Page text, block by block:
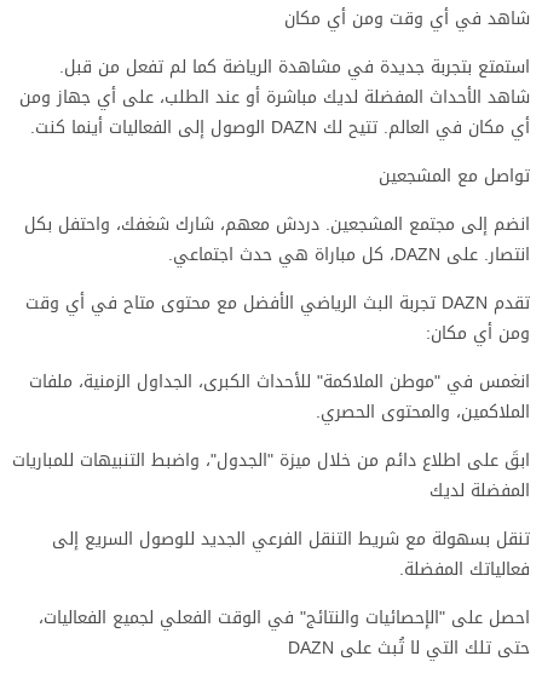
شاهد في أي وقت ومن أي مكان
استمتع بتجربة جديدة في مشاهدة الرياضة كما لم تفعل من قبل.
شاهد الأحداث المفضلة لديك مباشرة أو عند الطلب، على أي جهاز ومن
أي مكان في العالم. تتيح لك DAZN الوصول إلى الفعاليات أينما كنت.
تواصل مع المشجعين
انضم إلى مجتمع المشجعين. دردش معهم، شارك شغفك، واحتفل بكل
انتصار. على DAZN، كل مباراة هي حدث اجتماعي.
تقدم DAZN تجربة البث الرياضي الأفضل مع محتوى متاح في أي وقت
ومن أي مكان:
انغمس في "موطن الملاكمة" للأحداث الكبرى، الجداول الزمنية، ملفات
الملاكمين، والمحتوى الحصري.
ابقَ على اطلاع دائم من خلال ميزة "الجدول"، واضبط التنبيهات للمباريات
المفضلة لديك
تنقل بسهولة مع شريط التنقل الفرعي الجديد للوصول السريع إلى
فعالياتك المفضلة.
احصل على "الإحصائيات والنتائج" في الوقت الفعلي لجميع الفعاليات،
حتى تلك التي لا تُبث على DAZN